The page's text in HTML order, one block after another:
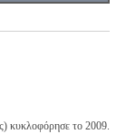
κυκλοφόρησε το 2009.